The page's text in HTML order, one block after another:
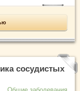
сосудистых